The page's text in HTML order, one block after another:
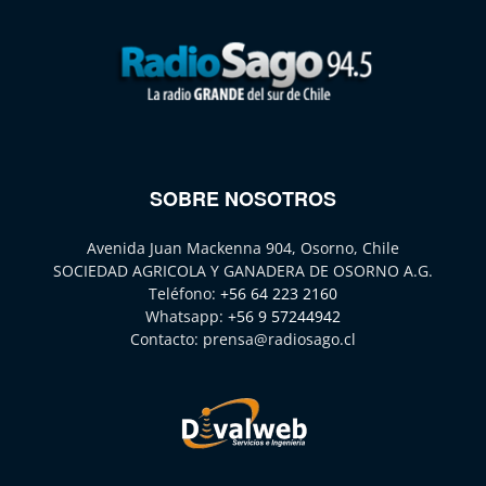
SOBRE NOSOTROS
Avenida Juan Mackenna 904, Osorno, Chile
SOCIEDAD AGRICOLA Y GANADERA DE OSORNO A.G.
Teléfono: +56 64 223 2160
Whatsapp: +56 9 57244942
Contacto: prensa@radiosago.cl